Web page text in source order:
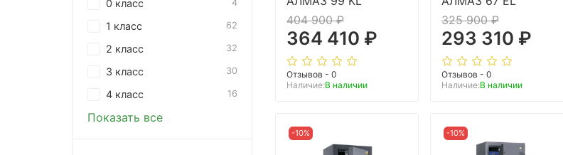
404 900 ₽
364 410 ₽
Отзывов - 0
Наличие:В наличии
325 900 ₽
293 310 ₽
Отзывов - 0
Наличие:В наличии
-10% -10%
0 класс 4
1 класс 62
2 класс 32
3 класс 30
4 класс 16
Показать все